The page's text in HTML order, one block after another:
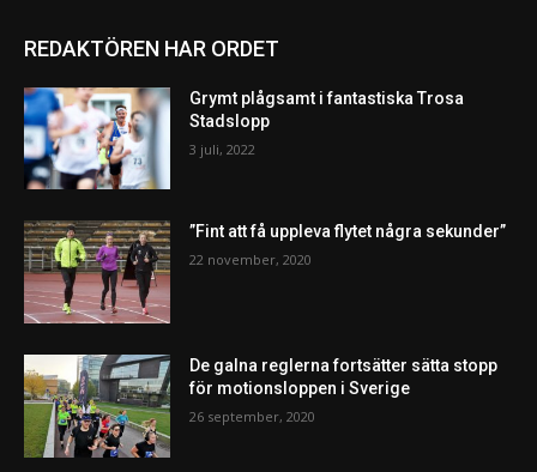
REDAKTÖREN HAR ORDET
Grymt plågsamt i fantastiska Trosa
Stadslopp
3 juli, 2022
”Fint att få uppleva flytet några sekunder”
22 november, 2020
De galna reglerna fortsätter sätta stopp
för motionsloppen i Sverige
26 september, 2020